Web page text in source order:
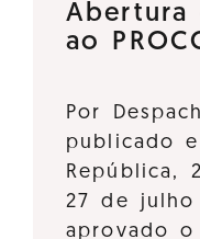
Abertura
ao
Por
publicado
República,
27 de
aprovado o